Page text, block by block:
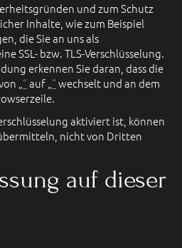
und zum Schutz
Inhalte, wie zum Beispiel
die Sie an uns als
SSL- bzw. TLS-Verschlüsselung.
erkennen Sie daran, dass die
„ “auf „ “wechselt und an dem
aktiviert ist, können
nicht von Dritten
auf dieser